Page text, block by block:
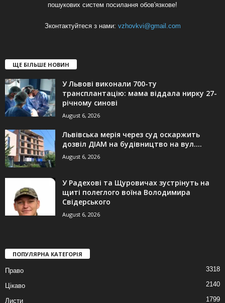
пошукових систем посилання обов'язкове!
Зконтактуйтеся з нами: vzhovkvi@gmail.com
ЩЕ БІЛЬШЕ НОВИН
У Львові виконали 700-ту
трансплантацію: мама віддала нирку 27-
річному синові
August 6, 2026
Львівська мерія через суд оскаржить
дозвіл ДІАМ на будівництво на вул....
August 6, 2026
У Радехові та Щуровичах зустрінуть на
щиті полеглого воїна Володимира
Свідерського
August 6, 2026
ПОПУЛЯРНА КАТЕГОРІЯ
Право 3318
Цікаво 2140
Листи 1799